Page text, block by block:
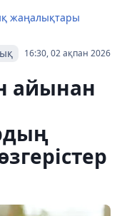
жаңалықтары
16:30, 02 ақпан 2026
айынан